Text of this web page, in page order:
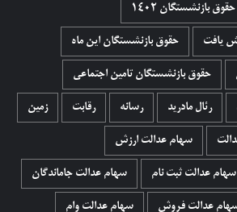
حقوق بازنشستگان 1402
یافت حقوق بازنشستگان این ماه
حقوق بازنشستگان تامین اجتماعی
رئال مادرید رسانه رقابت زمین
سهام عدالت ارزش
سهام عدالت ثبت نام سهام عدالت جاماندگان
عدالت فروش سهام عدالت وام